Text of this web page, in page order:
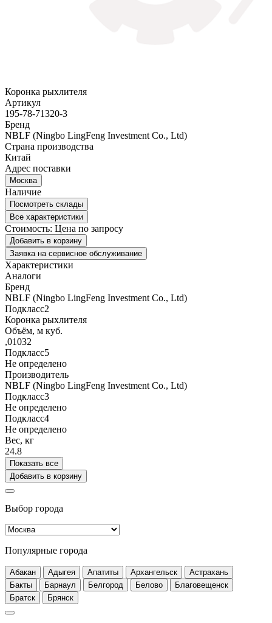
Коронка рыхлителя
Артикул
195-78-71320-3
Бренд
NBLF (Ningbo LingFeng Investment Co., Ltd)
Страна производства
Китай
Адрес поставки
Москва
Наличие
Посмотреть склады
Все характеристики
Стоимость: Цена по запросу
Добавить в корзину
Заявка на сервисное обслуживание
Характеристики
Аналоги
Бренд
NBLF (Ningbo LingFeng Investment Co., Ltd)
Подкласс2
Коронка рыхлителя
Объём, м куб.
,01032
Подкласс5
Не определено
Производитель
NBLF (Ningbo LingFeng Investment Co., Ltd)
Подкласс3
Не определено
Подкласс4
Не определено
Вес, кг
24.8
Показать все
Добавить в корзину
Выбор города
Популярные города
Абакан Адыгея Апатиты Архангельск
Астрахань
Бакты
Барнаул Белгород Белово
Благовещенск
Братск
Брянск